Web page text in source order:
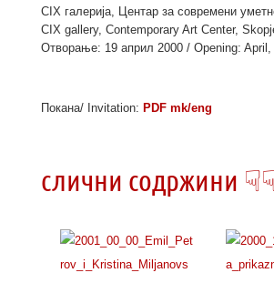
CIX галерија, Центар за современи
CIX gallery, Contemporary Art Center,
Отворање: 19 април 2000 / Opening: April,
Покана/ Invitation: PDF mk/eng
слични содржини